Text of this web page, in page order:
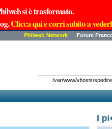
si è trasformato.
Clicca qui e corri subito a
Philweb Network Forum
/var/www/vhosts/
I